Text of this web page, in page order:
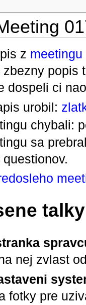
z meetingu
zbezny popis
dospeli ci
urobil:
chybali:
sa
talky
nej zvlast
fotky pre